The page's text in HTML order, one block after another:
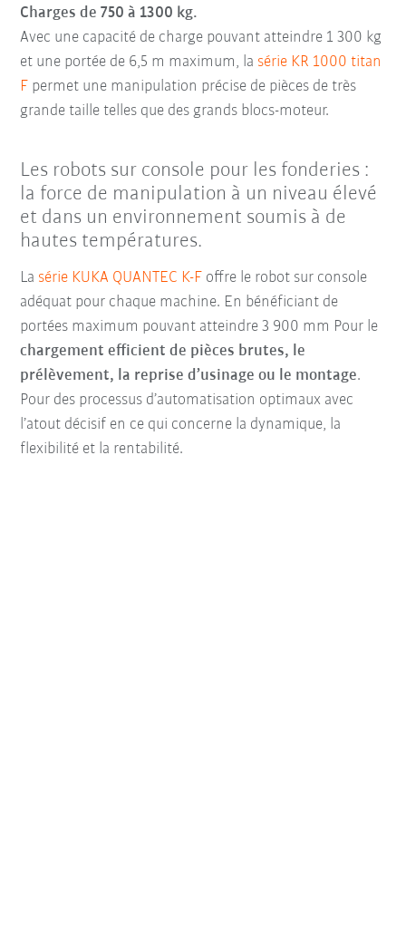
Charges de 750 à 1300 kg.
Avec une capacité de charge pouvant atteindre 1 300 kg
et une portée de 6,5 m maximum, la série KR 1000 titan
F permet une manipulation précise de pièces de très
grande taille telles que des grands blocs-moteur.
Les robots sur console pour les fonderies :
la force de manipulation à un niveau élevé
et dans un environnement soumis à de
hautes températures.
La série KUKA QUANTEC K-F offre le robot sur console
adéquat pour chaque machine. En bénéficiant de
portées maximum pouvant atteindre 3 900 mm Pour le
chargement efficient de pièces brutes, le
prélèvement, la reprise d’usinage ou le montage.
Pour des processus d’automatisation optimaux avec
l’atout décisif en ce qui concerne la dynamique, la
flexibilité et la rentabilité.